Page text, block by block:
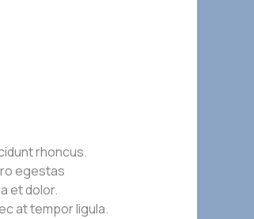
rhoncus.
egestas
et dolor.
at tempor ligula.